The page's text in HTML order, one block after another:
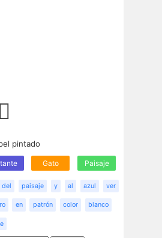
pintado
Gato Paisaje
del paisaje y al azul ver
en patrón color blanco